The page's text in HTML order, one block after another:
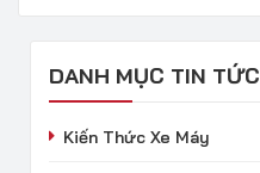
DANH MỤC TIN TỨC
Kiến Thức Xe Máy